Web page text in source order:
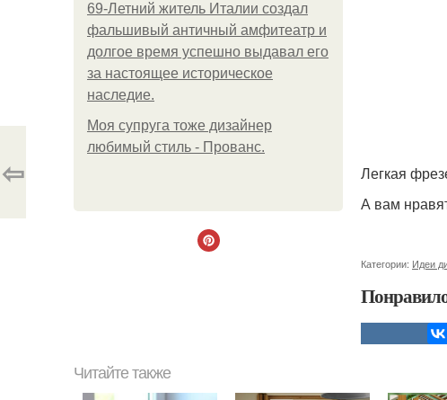
69-Летний житель Италии создал
фальшивый античный амфитеатр и
долгое время успешно выдавал его
за настоящее историческое
наследие.
Моя супруга тоже дизайнер
любимый стиль - Прованс.
Легкая
А вам
Категории: Идеи
⇦
Читайте также